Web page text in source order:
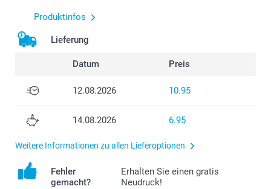
Produktinfos
Lieferung
Datum Preis
12.08.2026 10.95
14.08.2026 6.95
Weitere Informationen zu allen Lieferoptionen
Fehler
gemacht?
Erhalten Sie einen gratis
Neudruck!